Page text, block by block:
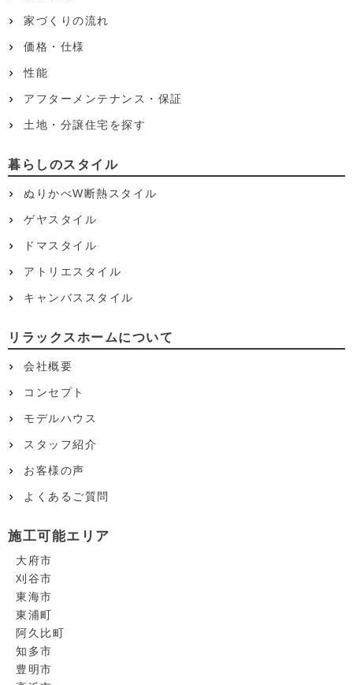
家づくりの流れ
価格・仕様
性能
アフターメンテナンス・保証
土地・分譲住宅を探す
暮らしのスタイル
ぬりかべW断熱スタイル
ゲヤスタイル
ドマスタイル
アトリエスタイル
キャンバススタイル
リラックスホームについて
会社概要
コンセプト
モデルハウス
スタッフ紹介
お客様の声
よくあるご質問
施工可能エリア
大府市
刈谷市
東海市
東浦町
阿久比町
知多市
豊明市